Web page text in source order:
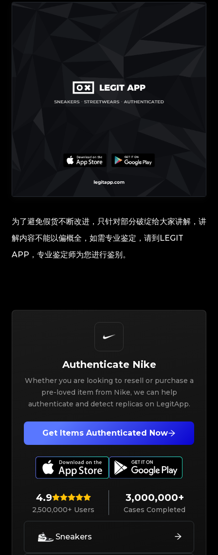
为了避免假货不断改进，只针对部分破绽给大家讲解，讲
解内容不能以偏概全，如需专业鉴定，请到LEGIT
APP，专业鉴定师为您进行鉴别。
4.9
2,500,000+ Users
3,000,000+
Cases Completed
Get Items Authenticated Now
Whether you are looking to resell or purchase a
pre-loved item from Nike, we can help
authenticate and detect replicas on LegitApp.
Authenticate Nike
Sneakers